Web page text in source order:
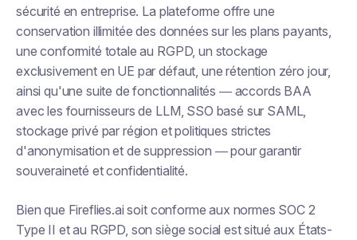
sécurité en entreprise. La plateforme offre une
conservation illimitée des données sur les plans payants,
une conformité totale au RGPD, un stockage
exclusivement en UE par défaut, une rétention zéro jour,
ainsi qu'une suite de fonctionnalités — accords BAA
avec les fournisseurs de LLM, SSO basé sur SAML,
stockage privé par région et politiques strictes
d'anonymisation et de suppression — pour garantir
souveraineté et confidentialité.
Bien que Fireflies.ai soit conforme aux normes SOC 2
Type II et au RGPD, son siège social est situé aux États-